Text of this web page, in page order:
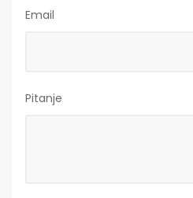
Email
Pitanje